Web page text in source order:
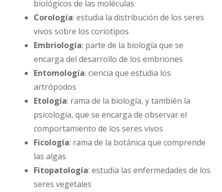
biológicos de las moléculas
Corología: estudia la distribución de los seres
vivos sobre los coriotipos
Embriología: parte de la biología que se
encarga del desarrollo de los embriones
Entomología: ciencia que estudia los
artrópodos
Etología: rama de la biología, y también la
psicología, que se encarga de observar el
comportamiento de los seres vivos
Ficología: rama de la botánica que comprende
las algas
Fitopatología: estudia las enfermedades de los
seres vegetales